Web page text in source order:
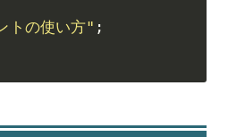
トの使い方" ;